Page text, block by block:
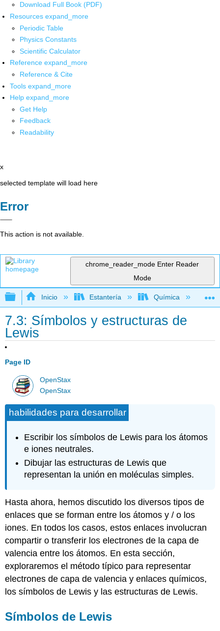
Download Full Book (PDF)
Resources expand_more
Periodic Table
Physics Constants
Scientific Calculator
Reference expand_more
Reference & Cite
Tools expand_more
Help expand_more
Get Help
Feedback
Readability
x
selected template will load here
Error
This action is not available.
chrome_reader_mode Enter Reader
Mode
Expandir/contraer jerarquía global
Inicio Estantería Química
7.3: Símbolos y estructuras de
Lewis
Page ID
OpenStax
OpenStax
habilidades para desarrollar
Escribir los símbolos de Lewis para los átomos
e iones neutrales.
Dibujar las estructuras de Lewis que
representan la unión en moléculas simples.
Hasta ahora, hemos discutido los diversos tipos de
enlaces que se forman entre los átomos y / o los
iones. En todos los casos, estos enlaces involucran
compartir o transferir los electrones de la capa de
valencia entre los átomos. En esta sección,
exploraremos el método típico para representar
electrones de capa de valencia y enlaces químicos,
los símbolos de Lewis y las estructuras de Lewis.
Símbolos de Lewis